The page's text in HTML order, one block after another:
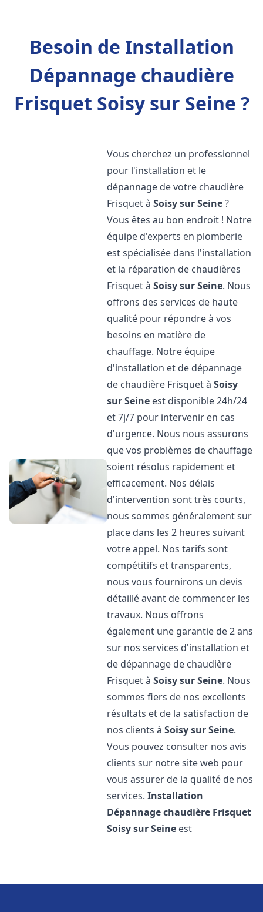
Besoin de Installation
Dépannage chaudière
Frisquet Soisy sur Seine ?
Vous cherchez un professionnel
pour l'installation et le
dépannage de votre chaudière
Frisquet àSoisy sur Seine?
Vous êtes au bon endroit ! Notre
équipe d'experts en plomberie
est spécialisée dans l'installation
et la réparation de chaudières
Frisquet àSoisy sur Seine. Nous
offrons des services de haute
qualité pour répondre à vos
besoins en matière de
chauffage. Notre équipe
d'installation et de dépannage
de chaudière Frisquet àSoisy
sur Seine est disponible 24h/24
et 7j/7 pour intervenir en cas
d'urgence. Nous nous assurons
que vos problèmes de chauffage
soient résolus rapidement et
efficacement. Nos délais
d'intervention sont très courts,
nous sommes généralement sur
place dans les 2 heures suivant
votre appel. Nos tarifs sont
compétitifs et transparents,
nous vous fournirons un devis
détaillé avant de commencer les
travaux. Nous offrons
également une garantie de 2 ans
sur nos services d'installation et
de dépannage de chaudière
Frisquet àSoisy sur Seine. Nous
sommes fiers de nos excellents
résultats et de la satisfaction de
nos clients àSoisy sur Seine.
Vous pouvez consulter nos avis
clients sur notre site web pour
vous assurer de la qualité de nos
services.Installation
Dépannage chaudière Frisquet
Soisy sur Seine est